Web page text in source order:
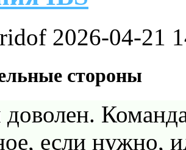
2026-04-21
стороны
если нужно,